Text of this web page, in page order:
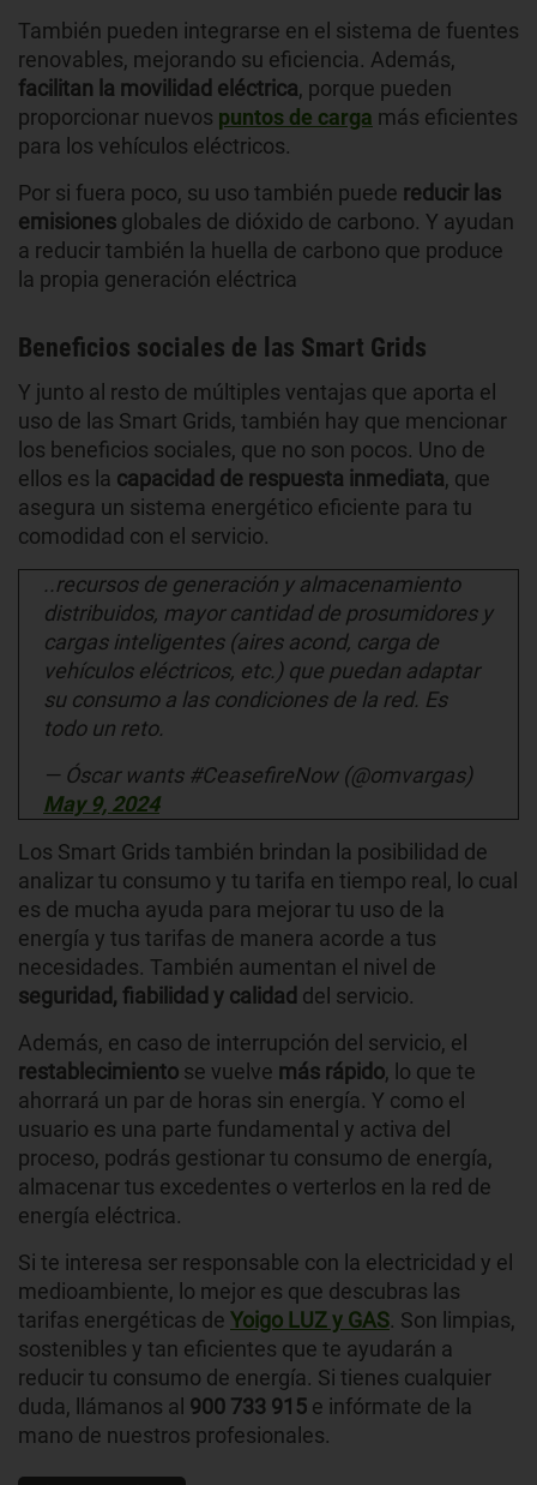
También pueden integrarse en el sistema de fuentes
renovables, mejorando su eficiencia. Además,
facilitan la movilidad eléctrica, porque pueden
proporcionar nuevos puntos de carga más eficientes
para los vehículos eléctricos.
Por si fuera poco, su uso también puede reducir las
emisiones globales de dióxido de carbono. Y ayudan
a reducir también la huella de carbono que produce
la propia generación eléctrica
Beneficios sociales de las Smart Grids
Y junto al resto de múltiples ventajas que aporta el
uso de las Smart Grids, también hay que mencionar
los beneficios sociales, que no son pocos. Uno de
ellos es la capacidad de respuesta inmediata, que
asegura un sistema energético eficiente para tu
comodidad con el servicio.
..recursos de generación y almacenamiento
distribuidos, mayor cantidad de prosumidores y
cargas inteligentes (aires acond, carga de
vehículos eléctricos, etc.) que puedan adaptar
su consumo a las condiciones de la red. Es
todo un reto.
— Óscar wants #CeasefireNow (@omvargas)
May 9, 2024
Los Smart Grids también brindan la posibilidad de
analizar tu consumo y tu tarifa en tiempo real, lo cual
es de mucha ayuda para mejorar tu uso de la
energía y tus tarifas de manera acorde a tus
necesidades. También aumentan el nivel de
seguridad, fiabilidad y calidad del servicio.
Además, en caso de interrupción del servicio, el
restablecimiento se vuelve más rápido, lo que te
ahorrará un par de horas sin energía. Y como el
usuario es una parte fundamental y activa del
proceso, podrás gestionar tu consumo de energía,
almacenar tus excedentes o verterlos en la red de
energía eléctrica.
Si te interesa ser responsable con la electricidad y el
medioambiente, lo mejor es que descubras las
tarifas energéticas de Yoigo LUZ y GAS. Son limpias,
sostenibles y tan eficientes que te ayudarán a
reducir tu consumo de energía. Si tienes cualquier
duda, llámanos al 900 733 915 e infórmate de la
mano de nuestros profesionales.